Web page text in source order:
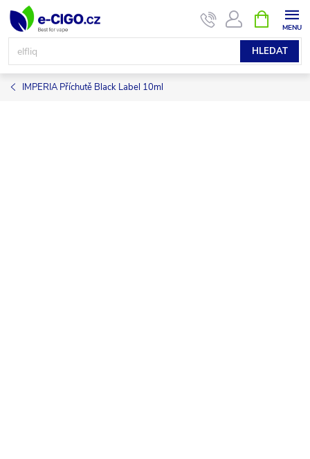
Přejít
obsah
HLEDAT
NÁKUPNÍ
KOŠÍK
IMPERIA Příchutě Black Label 10ml